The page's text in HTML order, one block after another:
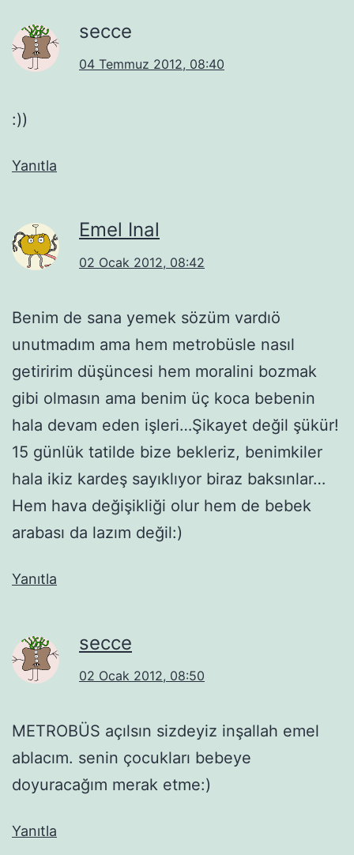
secce
04 Temmuz 2012, 08:40
:))
Yanıtla
Emel Inal
02 Ocak 2012, 08:42
Benim de sana yemek sözüm vardıö
unutmadım ama hem metrobüsle nasıl
getiririm düşüncesi hem moralini bozmak
gibi olmasın ama benim üç koca bebenin
hala devam eden işleri…Şikayet değil şükür!
15 günlük tatilde bize bekleriz, benimkiler
hala ikiz kardeş sayıklıyor biraz baksınlar…
Hem hava değişikliği olur hem de bebek
arabası da lazım değil:)
Yanıtla
secce
02 Ocak 2012, 08:50
METROBÜS açılsın sizdeyiz inşallah emel
ablacım. senin çocukları bebeye
doyuracağım merak etme:)
Yanıtla